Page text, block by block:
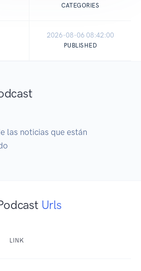
CATEGORIES
2026-08-06 08:42:00
PUBLISHED
las noticias que están
Urls
LINK